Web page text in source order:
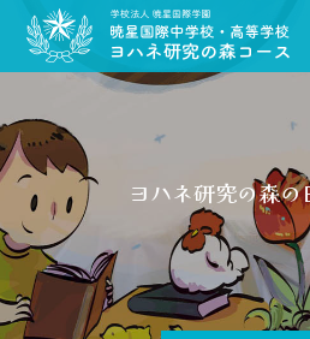
ヨ ネ研究の森の日々